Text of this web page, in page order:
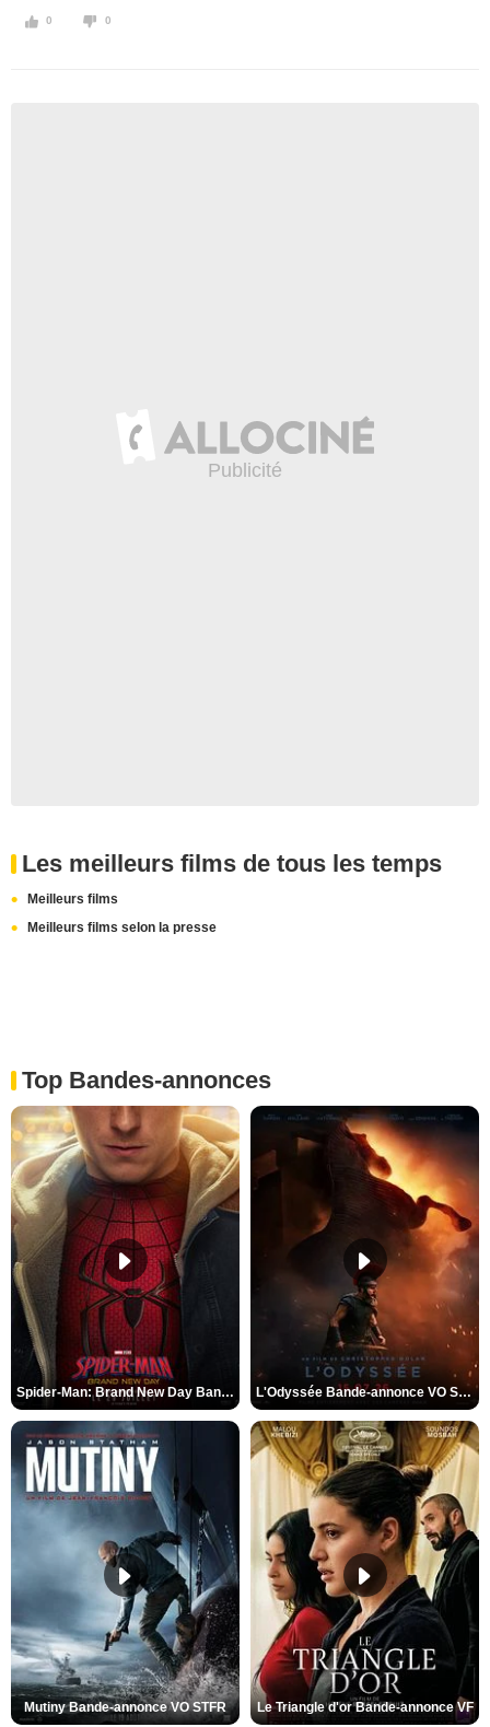
0 0
Les meilleurs films de tous les temps
Meilleurs films
Meilleurs films selon la presse
Top Bandes-annonces
Spider-Man: Brand New Day Bande-annonce VO STFR L'Odyssée Bande-annonce VO STFR
Mutiny Bande-annonce VO STFR Le Triangle d'or Bande-annonce VF